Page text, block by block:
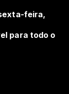
feira,
para todo o